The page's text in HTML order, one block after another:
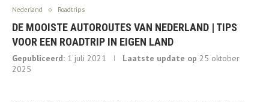
Nederland Roadtrips
DE MOOISTE AUTOROUTES VAN NEDERLAND | TIPS
VOOR EEN ROADTRIP IN EIGEN LAND
Gepubliceerd: 1 juli 2021 Laatste update op 25 oktober
2025